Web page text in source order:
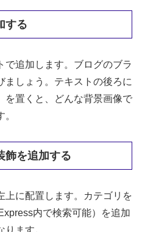
する
で追加します。ブログのブラ
ましょう。テキストの後ろに
を置くと、どんな背景画像で
飾を追加する
上に配置します。カテゴリを
内で検索可能）を追加